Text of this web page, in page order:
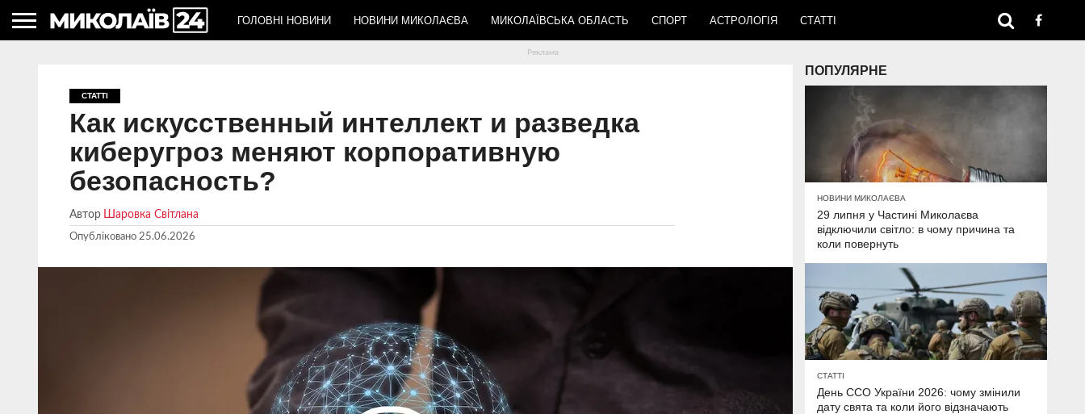
ГОЛОВНІ НОВИНИ НОВИНИ МИКОЛАЄВА МИКОЛАЇВСЬКА ОБЛАСТЬ СПОРТ АСТРОЛОГІЯ СТАТТІ
СТАТТІ
Как искусственный интеллект и разведка
киберугроз меняют корпоративную
безопасность?
Автор Шаровка Світлана
Опубліковано 25.06.2026
ПОПУЛЯРНЕ
НОВИНИ МИКОЛАЄВА
29 липня у Частині Миколаєва
відключили світло: в чому причина та
коли повернуть
СТАТТІ
День ССО України 2026: чому змінили
дату свята та коли його відзначають